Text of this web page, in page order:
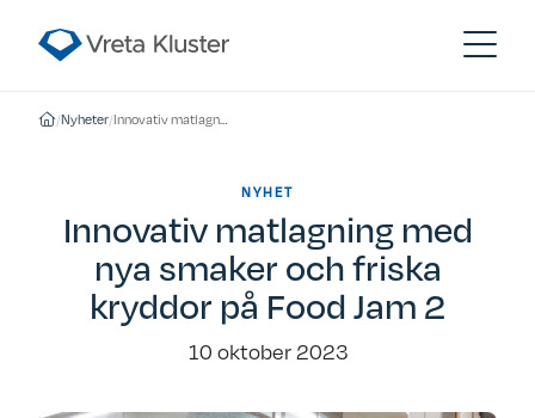
/Nyheter/ Innovativ matlagning med nya smaker och friska kryddor på Food Jam 2
NYHET
Innovativ matlagning med
nya smaker och friska
kryddor på Food Jam 2
10 oktober 2023